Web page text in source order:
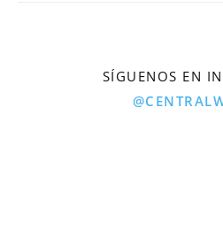
SÍGUENOS EN